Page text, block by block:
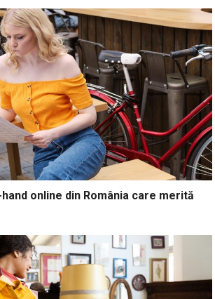
online din România care merită